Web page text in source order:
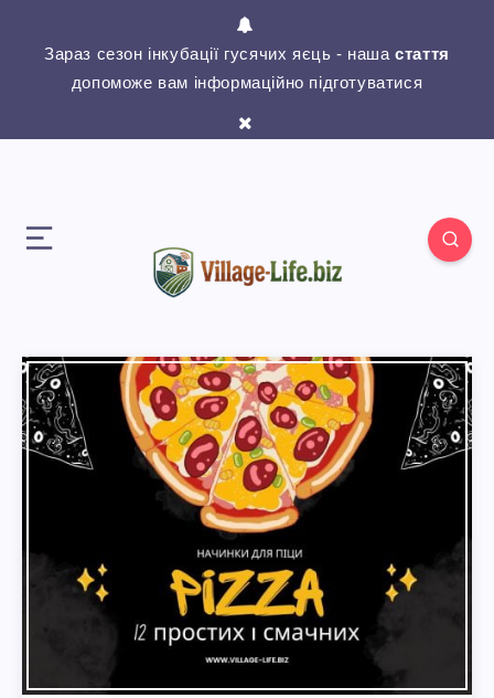
Зараз сезон інкубації гусячих яєць - нашастаття
допоможе вам інформаційно підготуватися